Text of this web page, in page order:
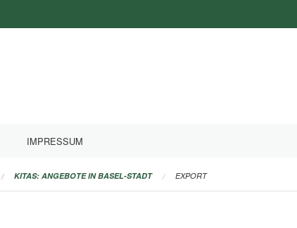
IMPRESSUM
KITAS: ANGEBOTE IN BASEL-STADT EXPORT